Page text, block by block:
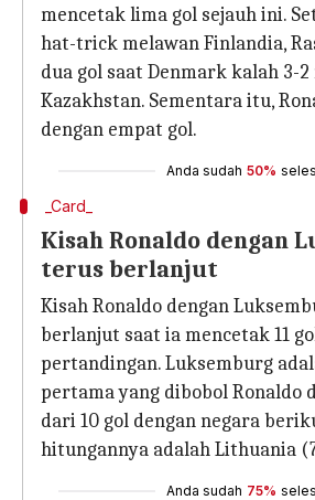
mencetak lima gol sejauh ini.
hat-trick melawan Finlandia,
dua gol saat Denmark kalah 3-
Kazakhstan. Sementara itu,
dengan empat gol.
Anda sudah 50%
_Card_
Kisah Ronaldo dengan
terus berlanjut
Kisah Ronaldo dengan
berlanjut saat ia mencetak 11
pertandingan. Luksemburg
pertama yang dibobol Ronaldo
dari 10 gol dengan negara
hitungannya adalah Lithuania
Anda sudah 75%